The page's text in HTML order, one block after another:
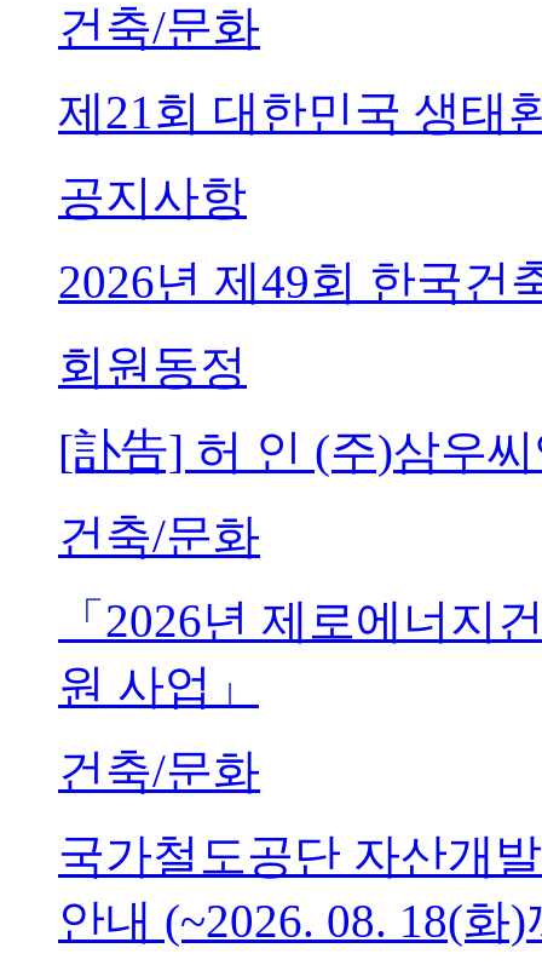
건축/문화
제21회 대한민국 생태
공지사항
2026년 제49회 한국건
회원동정
[訃告] 허 인 (주)삼우
건축/문화
「2026년 제로에너지
원 사업」
건축/문화
국가철도공단 자산개
안내 (~2026. 08. 18(화